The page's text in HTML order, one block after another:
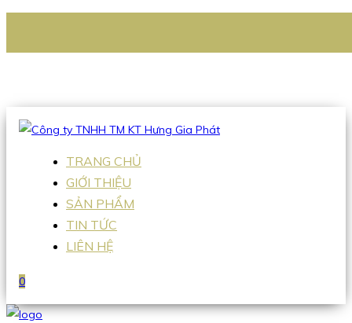
Hotline:0938 336 079
TRANG CHỦ
GIỚI THIỆU
SẢN PHẨM
TIN TỨC
LIÊN HỆ
0